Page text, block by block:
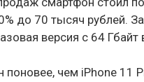
до 70 тысяч рублей.
версия с 64 Гбайт
поновее, чем iPhone 11